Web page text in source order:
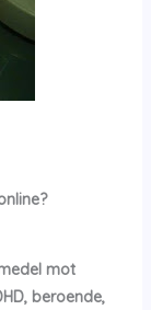
mot
beroende,